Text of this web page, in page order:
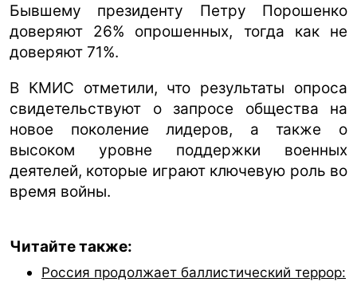
Бывшему президенту Петру Порошенко
доверяют 26% опрошенных, тогда как не
доверяют 71%.
В КМИС отметили, что результаты опроса
свидетельствуют о запросе общества на
новое поколение лидеров, а также о
высоком уровне поддержки военных
деятелей, которые играют ключевую роль во
время войны.
Читайте также:
Россия продолжает баллистический террор: